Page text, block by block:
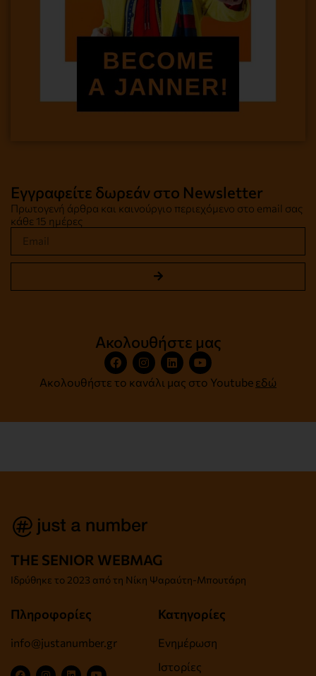
Εγγραφείτε δωρεάν στο Newsletter
Πρωτογενή άρθρα και καινούργιο περιεχόμενο στο email σας
κάθε 15 ημέρες
Ακολουθήστε μας
Ακολουθήστε το κανάλι μας στο Youtube εδώ
THE SENIOR WEBMAG
Iδρύθηκε το 2023 από τη Νίκη Ψαραύτη-Μπουτάρη
Πληροφορίες
info@justanumber.gr
Κατηγορίες
Ενημέρωση
Ιστορίες